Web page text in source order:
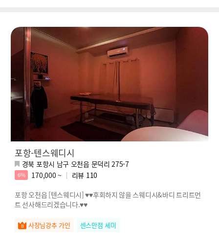
포항-텐스웨디시
경북 포항시 남구 오천읍 문덕리 275-7
6% 170,000 ~ 리뷰 110
포항 오천읍 [텐스웨디시] ♥♥후회하지 않을 스웨디시&바디 트리트먼
트 선사해드리겠습니다.♥♥
사장님강추 가인 센스만점 세미